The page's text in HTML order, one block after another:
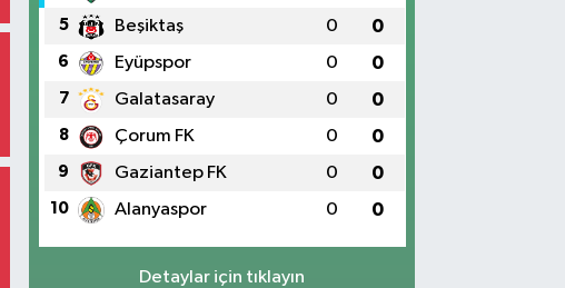
5 Beşiktaş 0 0
6 Eyüpspor 0 0
7 Galatasaray 0 0
8 Çorum FK 0 0
9 Gaziantep FK 0 0
10 Alanyaspor 0 0
Detaylar için tıklayın